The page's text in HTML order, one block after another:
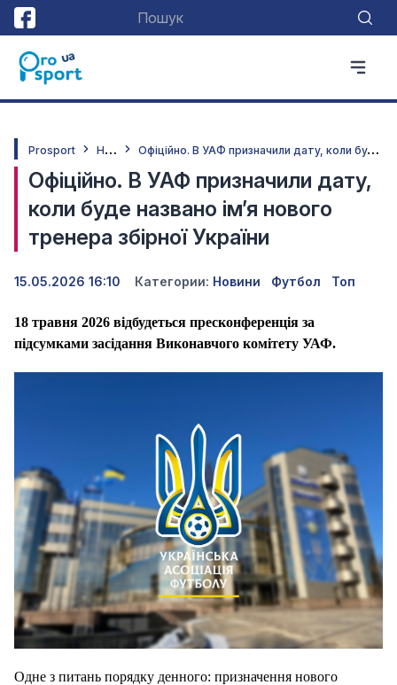
Prosport Н
овини О
фіційно. В УАФ призначили дату, коли буде названо ім’я нового тренера збірної України
Офіційно. В УАФ призначили дату,
коли буде названо ім’я нового
тренера збірної України
15.05.2026 16:10 Категории: Новини Футбол Топ
18 травня 2026 відбудеться пресконференція за
підсумками засідання Виконавчого комітету УАФ.
Одне з питань порядку денного: призначення нового